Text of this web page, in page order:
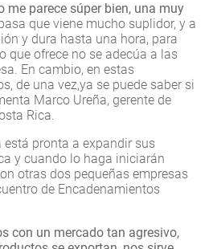
me parece súper bien, una muy
que viene mucho suplidor, y a
y dura hasta una hora, para
que ofrece no se adecúa a las
En cambio, en estas
de una vez,ya se puede saber si
Marco Ureña, gerente de
Rica.
está pronta a expandir sus
y cuando lo haga iniciarán
otras dos pequeñas empresas
de Encadenamientos
con un mercado tan agresivo,